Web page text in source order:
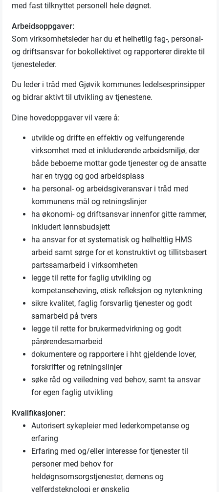
med fast tilknyttet personell hele døgnet.
Arbeidsoppgaver:
Som virksomhetsleder har du et helhetlig fag-, personal-
og driftsansvar for bokollektivet og rapporterer direkte til
tjenesteleder.
Du leder i tråd med Gjøvik kommunes ledelsesprinsipper
og bidrar aktivt til utvikling av tjenestene.
Dine hovedoppgaver vil være å:
utvikle og drifte en effektiv og velfungerende
virksomhet med et inkluderende arbeidsmiljø, der
både beboerne mottar gode tjenester og de ansatte
har en trygg og god arbeidsplass
ha personal- og arbeidsgiveransvar i tråd med
kommunens mål og retningslinjer
ha økonomi- og driftsansvar innenfor gitte rammer,
inkludert lønnsbudsjett
ha ansvar for et systematisk og helheltlig HMS
arbeid samt sørge for et konstruktivt og tillitsbasert
partssamarbeid i virksomheten
legge til rette for faglig utvikling og
kompetanseheving, etisk refleksjon og nytenkning
sikre kvalitet, faglig forsvarlig tjenester og godt
samarbeid på tvers
legge til rette for brukermedvirkning og godt
pårørendesamarbeid
dokumentere og rapportere i hht gjeldende lover,
forskrifter og retningslinjer
søke råd og veiledning ved behov, samt ta ansvar
for egen faglig utvikling
Kvalifikasjoner:
Autorisert sykepleier med lederkompetanse og
erfaring
Erfaring med og/eller interesse for tjenester til
personer med behov for
heldøgnsomsorgstjenester, demens og
velferdsteknologi er ønskelig